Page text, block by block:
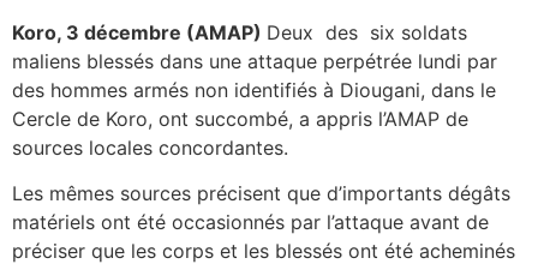
Koro, 3 décembre (AMAP) Deux des six soldats
maliens blessés dans une attaque perpétrée lundi par
des hommes armés non identifiés à Diougani, dans le
Cercle de Koro, ont succombé, a appris l’AMAP de
sources locales concordantes.
Les mêmes sources précisent que d’importants dégâts
matériels ont été occasionnés par l’attaque avant de
préciser que les corps et les blessés ont été acheminés